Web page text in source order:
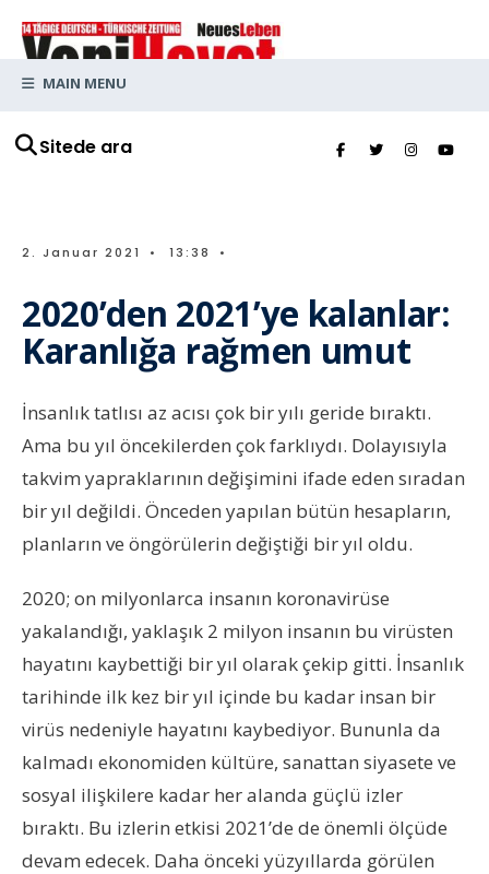
Sitede ara
MAIN MENU
2. Januar 2021 • 13:38 •
2020’den 2021’ye kalanlar:
Karanlığa rağmen umut
İnsanlık tatlısı az acısı çok bir yılı geride bıraktı.
Ama bu yıl öncekilerden çok farklıydı. Dolayısıyla
takvim yapraklarının değişimini ifade eden sıradan
bir yıl değildi. Önceden yapılan bütün hesapların,
planların ve öngörülerin değiştiği bir yıl oldu.
2020; on milyonlarca insanın koronavirüse
yakalandığı, yaklaşık 2 milyon insanın bu virüsten
hayatını kaybettiği bir yıl olarak çekip gitti. İnsanlık
tarihinde ilk kez bir yıl içinde bu kadar insan bir
virüs nedeniyle hayatını kaybediyor. Bununla da
kalmadı ekonomiden kültüre, sanattan siyasete ve
sosyal ilişkilere kadar her alanda güçlü izler
bıraktı. Bu izlerin etkisi 2021’de de önemli ölçüde
devam edecek. Daha önceki yüzyıllarda görülen